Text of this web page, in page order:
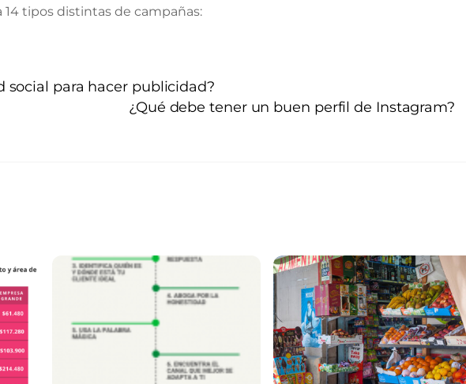
tipos distintas de campañas:
social para hacer publicidad?
¿Qué debe tener un buen perfil de Instagram?